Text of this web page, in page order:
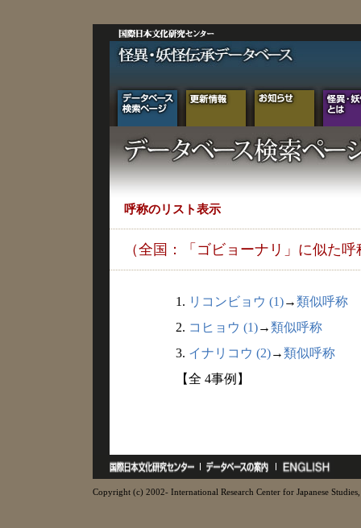
呼称のリスト表示
（全国：「ゴビョーナリ」に似た呼
1. リコンビョウ (1)→類似呼称
2. コヒョウ (1)→類似呼称
3. イナリコウ (2)→類似呼称
【全 4事例】
Copyright (c) 2002- International Research Center for Japanese